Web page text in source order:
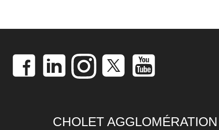
CHOLET AGGLOMÉRATION